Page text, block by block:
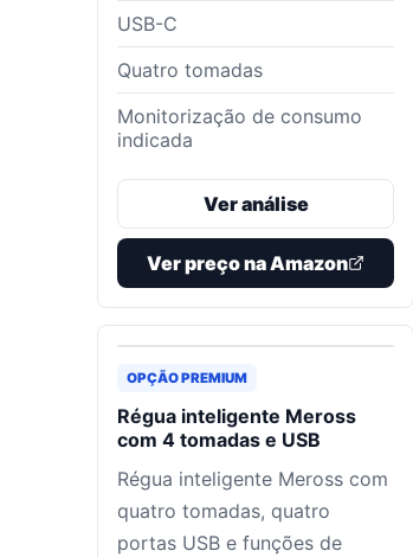
USB-C
Quatro tomadas
Monitorização de consumo
indicada
Ver análise
Ver preço na Amazon
OPÇÃO PREMIUM
Régua inteligente Meross
com 4 tomadas e USB
Régua inteligente Meross com
quatro tomadas, quatro
portas USB e funções de